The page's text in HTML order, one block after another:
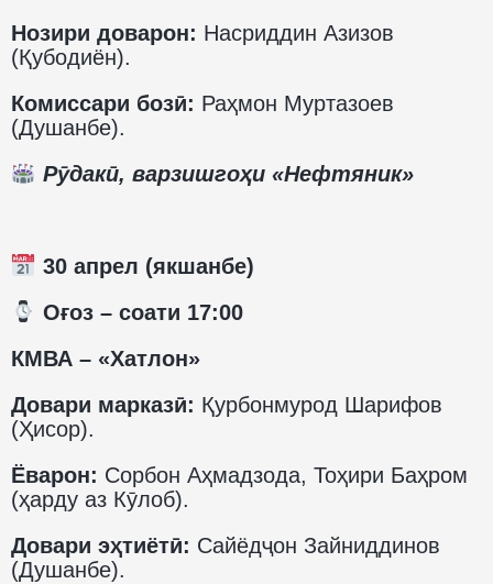
Нозири доварон: Насриддин Азизов
(Қубодиён).
Комиссари бозӣ: Раҳмон Муртазоев
(Душанбе).
Рӯдакӣ, варзишгоҳи «Нефтяник»
30 апрел (якшанбе)
️ Оғоз – соати 17:00
КМВА – «Хатлон»
Довари марказӣ: Қурбонмурод Шарифов
(Ҳисор).
Ёварон: Сорбон Аҳмадзода, Тоҳири Баҳром
(ҳарду аз Кӯлоб).
Довари эҳтиётӣ: Сайёдҷон Зайниддинов
(Душанбе).